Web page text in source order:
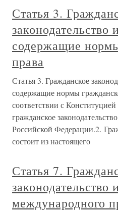
Статья 3.
содержащие
права
Статья 3. Гражданское
содержащие нормы
соответствии с
гражданское
Российской Федерации.2.
состоит из настоящего
Статья 7.
международного